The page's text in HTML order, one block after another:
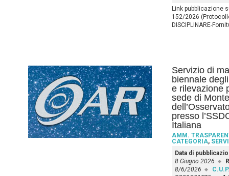
Link pubblicazione
152/2026
DISCIPLINARE-
Servizio di
biennale
e rilevazione
sede di
presso
Italiana
AMM.
CATEGORIA,
Data di
8 Giugno 2026
8/6/2026